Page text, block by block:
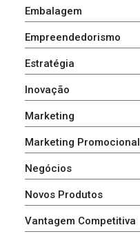
Embalagem
Empreendedorismo
Estratégia
Inovação
Marketing
Marketing Promocional
Negócios
Novos Produtos
Vantagem Competitiva